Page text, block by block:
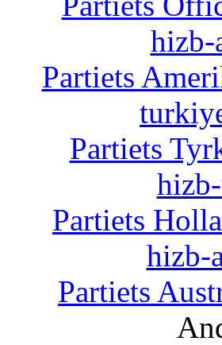
hizb-
Partiets
Partiets
Partiets
hizb-
Partiets